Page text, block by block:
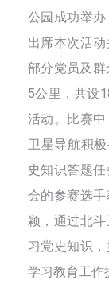
公园成功举
出席本次活
部分党员及
5公里，共设
活动。比赛
卫星导航积
史知识答题
会的参赛选
颖，通过北
习党史知识
学习教育工作